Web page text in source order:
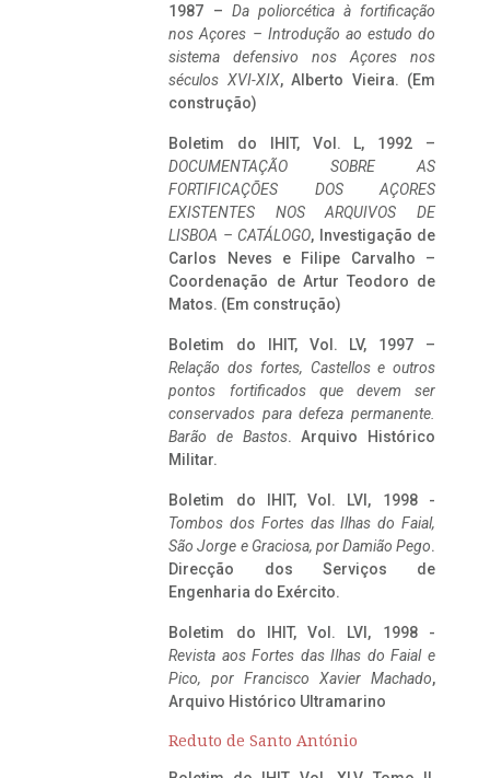
1987 – Da poliorcética à fortificação
nos Açores – Introdução ao estudo do
sistema defensivo nos Açores nos
séculos XVI-XIX, Alberto Vieira. (Em
construção)
Boletim do IHIT, Vol. L, 1992 –
DOCUMENTAÇÃO SOBRE AS
FORTIFICAÇÕES DOS AÇORES
EXISTENTES NOS ARQUIVOS DE
LISBOA – CATÁLOGO, Investigação de
Carlos Neves e Filipe Carvalho –
Coordenação de Artur Teodoro de
Matos. (Em construção)
Boletim do IHIT, Vol. LV, 1997 –
Relação dos fortes, Castellos e outros
pontos fortificados que devem ser
conservados para defeza permanente.
Barão de Bastos. Arquivo Histórico
Militar.
Boletim do IHIT, Vol. LVI, 1998 -
Tombos dos Fortes das Ilhas do Faial,
São Jorge e Graciosa, por Damião Pego.
Direcção dos Serviços de
Engenharia do Exército.
Boletim do IHIT, Vol. LVI, 1998 -
Revista aos Fortes das Ilhas do Faial e
Pico, por Francisco Xavier Machado,
Arquivo Histórico Ultramarino
Reduto de Santo António